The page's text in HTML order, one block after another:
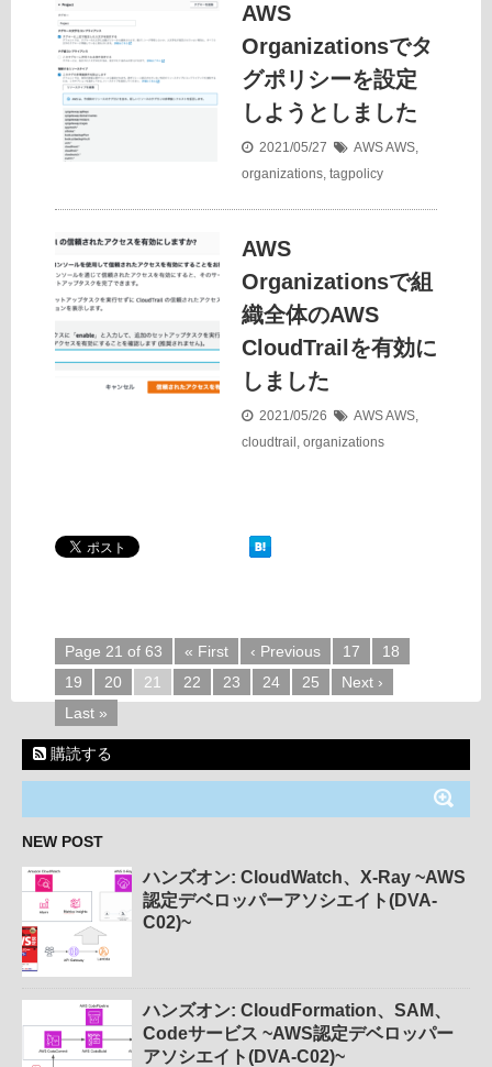
AWS
Organizationsでタ
グポリシーを設定
しようとしました
2021/05/27 AWSAWS,
organizations, tagpolicy
AWS
Organizationsで組
織全体のAWS
CloudTrailを有効に
しました
2021/05/26 AWSAWS,
cloudtrail , organizations
Page 21 of 63 « First ‹ Previous 17
18
19
20 21 22 23 24 25
Next ›
Last »
購読する
NEW POST
ハンズオン: CloudWatch、X-Ray ~AWS
認定デベロッパーアソシエイト(DVA-
C02)~
ハンズオン: CloudFormation、SAM、
Codeサービス ~AWS認定デベロッパー
アソシエイト(DVA-C02)~